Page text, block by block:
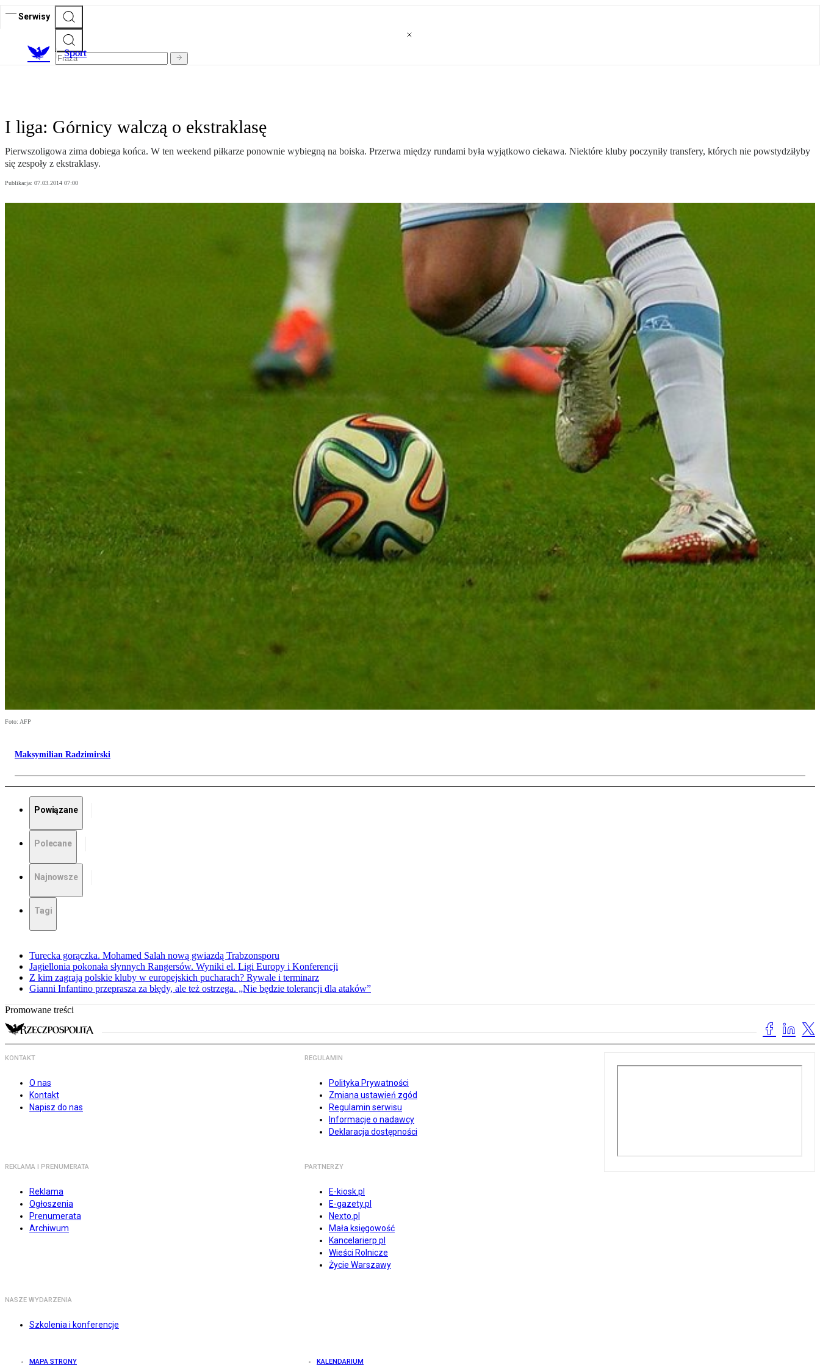
Serwisy
Sport
I liga: Górnicy walczą o ekstraklasę
Pierwszoligowa zima dobiega końca. W ten weekend piłkarze ponownie wybiegną na boiska. Przerwa między rundami była wyjątkowo ciekawa. Niektóre kluby poczyniły transfery, których nie powstydziłyby
się zespoły z ekstraklasy.
Publikacja: 07.03.2014 07:00
Foto: AFP
Maksymilian Radzimirski
Powiązane
Polecane
Najnowsze
Tagi
Turecka gorączka. Mohamed Salah nową gwiazdą Trabzonsporu
Jagiellonia pokonała słynnych Rangersów. Wyniki el. Ligi Europy i Konferencji
Z kim zagrają polskie kluby w europejskich pucharach? Rywale i terminarz
Gianni Infantino przeprasza za błędy, ale też ostrzega. „Nie będzie tolerancji dla ataków”
Promowane treści
KONTAKT
O nas
Kontakt
Napisz do nas
REGULAMIN
Polityka Prywatności
Zmiana ustawień zgód
Regulamin serwisu
Informacje o nadawcy
Deklaracja dostępności
REKLAMA I PRENUMERATA
Reklama
Ogłoszenia
Prenumerata
Archiwum
PARTNERZY
E-kiosk.pl
E-gazety.pl
Nexto.pl
Mała księgowość
Kancelarierp.pl
Wieści Rolnicze
Życie Warszawy
NASZE WYDARZENIA
Szkolenia i konferencje
MAPA STRONY KALENDARIUM